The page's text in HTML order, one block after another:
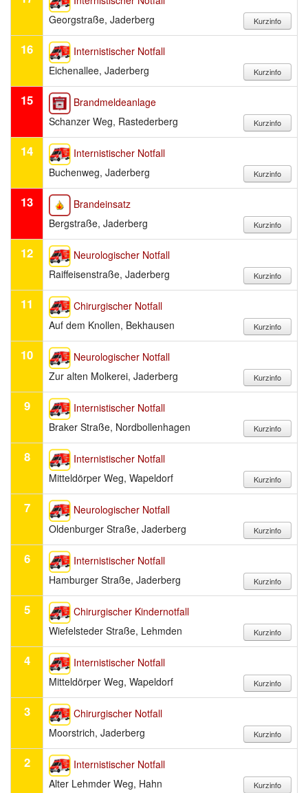
Georgstraße, Jaderberg
16
Internistischer Notfall
Eichenallee, Jaderberg
15
Brandmeldeanlage
Schanzer Weg, Rastederberg
14
Internistischer Notfall
Buchenweg, Jaderberg
13
Brandeinsatz
Bergstraße, Jaderberg
12
Neurologischer Notfall
Raiffeisenstraße, Jaderberg
11
Chirurgischer Notfall
Auf dem Knollen, Bekhausen
10
Neurologischer Notfall
Zur alten Molkerei, Jaderberg
9
Internistischer Notfall
Braker Straße, Nordbollenhagen
8
Internistischer Notfall
Mitteldörper Weg, Wapeldorf
7
Neurologischer Notfall
Oldenburger Straße, Jaderberg
6
Internistischer Notfall
Hamburger Straße, Jaderberg
5
Chirurgischer Kindernotfall
Wiefelsteder Straße, Lehmden
4
Internistischer Notfall
Mitteldörper Weg, Wapeldorf
3
Chirurgischer Notfall
Moorstrich, Jaderberg
2
Internistischer Notfall
Alter Lehmder Weg, Hahn